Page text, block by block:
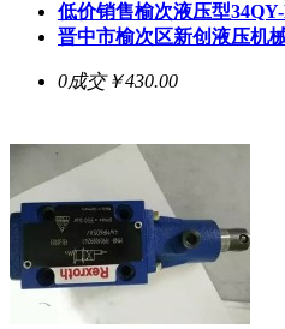
低价销售榆次液压型
晋中市榆次区新创液压机
0成交￥430.00